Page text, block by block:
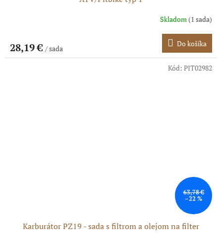
Skladom(1 sada)
28,19 € / sada
Do košíka
63,78 €
–22 %
Karburátor PZ19 - sada s filtrom a olejom na filter
Kód: PIT02982